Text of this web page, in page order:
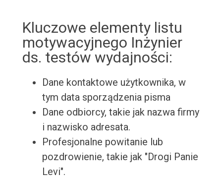
Kluczowe elementy listu
motywacyjnego Inżynier
ds. testów wydajności:
Dane kontaktowe użytkownika, w
tym data sporządzenia pisma
Dane odbiorcy, takie jak nazwa firmy
i nazwisko adresata.
Profesjonalne powitanie lub
pozdrowienie, takie jak "Drogi Panie
Levi".